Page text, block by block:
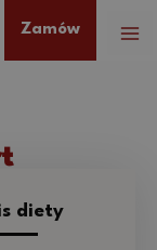
Zamów
diety